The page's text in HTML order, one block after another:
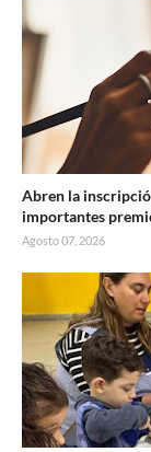
Abren la
importantes
Agosto 07, 2026